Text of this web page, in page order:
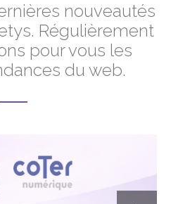
nouveautés
Régulièrement
pour vous les
du web.